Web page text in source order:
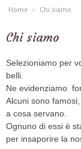
Home » Chi siamo
Chi siamo
Selezioniamo per
belli.
Ne evidenziamo
Alcuni sono
a cosa servano.
Ognuno di essi è
per insaporire la